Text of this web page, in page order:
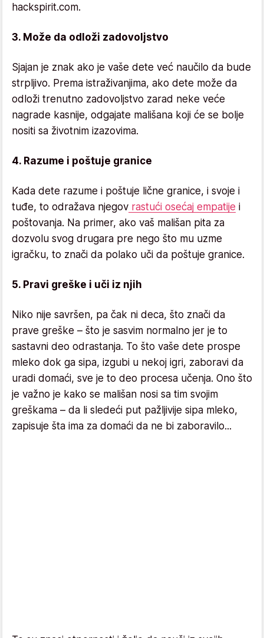
hackspirit.com.
3. Može da odloži zadovoljstvo
Sjajan je znak ako je vaše dete već naučilo da bude
strpljivo. Prema istraživanjima, ako dete može da
odloži trenutno zadovoljstvo zarad neke veće
nagrade kasnije, odgajate mališana koji će se bolje
nositi sa životnim izazovima.
4. Razume i poštuje granice
Kada dete razume i poštuje lične granice, i svoje i
tuđe, to odražava njegov rastući osećaj empatije i
poštovanja. Na primer, ako vaš mališan pita za
dozvolu svog drugara pre nego što mu uzme
igračku, to znači da polako uči da poštuje granice.
5. Pravi greške i uči iz njih
Niko nije savršen, pa čak ni deca, što znači da
prave greške – što je sasvim normalno jer je to
sastavni deo odrastanja. To što vaše dete prospe
mleko dok ga sipa, izgubi u nekoj igri, zaboravi da
uradi domaći, sve je to deo procesa učenja. Ono što
je važno je kako se mališan nosi sa tim svojim
greškama – da li sledeći put pažljivije sipa mleko,
zapisuje šta ima za domaći da ne bi zaboravilo...